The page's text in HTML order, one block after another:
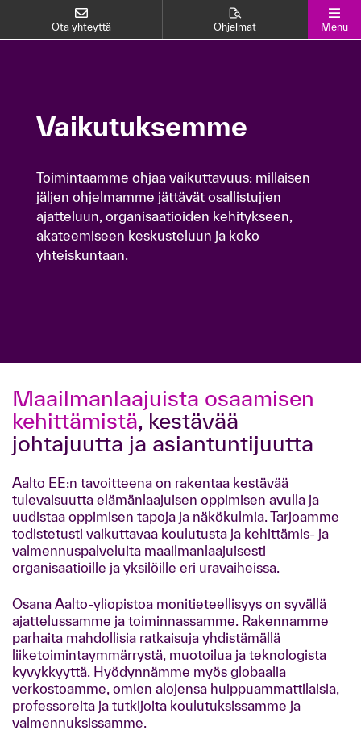
Ota yhteyttä Ohjelmat Menu
Vaikutuksemme
Toimintaamme ohjaa vaikuttavuus: millaisen
jäljen ohjelmamme jättävät osallistujien
ajatteluun, organisaatioiden kehitykseen,
akateemiseen keskusteluun ja koko
yhteiskuntaan.
Vaikutuksemme
Toimintaamme ohjaa vaikuttavuus: millaisen
jäljen ohjelmamme jättävät osallistujien
ajatteluun, organisaatioiden kehitykseen,
akateemiseen keskusteluun ja koko
yhteiskuntaan.
Maailmanlaajuista osaamisen
kehittämistä, kestävää
johtajuutta ja asiantuntijuutta
Aalto EE:n tavoitteena on rakentaa kestävää
tulevaisuutta elämänlaajuisen oppimisen avulla ja
uudistaa oppimisen tapoja ja näkökulmia. Tarjoamme
todistetusti vaikuttavaa koulutusta ja kehittämis- ja
valmennuspalveluita maailmanlaajuisesti
organisaatioille ja yksilöille eri uravaiheissa.
Osana Aalto-yliopistoa monitieteellisyys on syvällä
ajattelussamme ja toiminnassamme. Rakennamme
parhaita mahdollisia ratkaisuja yhdistämällä
liiketoimintaymmärrystä, muotoilua ja teknologista
kyvykkyyttä. Hyödynnämme myös globaalia
verkostoamme, omien alojensa huippuammattilaisia,
professoreita ja tutkijoita koulutuksissamme ja
valmennuksissamme.